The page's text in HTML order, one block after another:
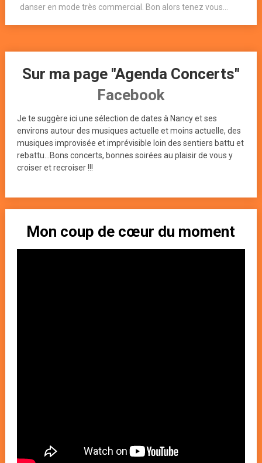
danser en mode très commercial. Bon alors tenez vous...
Sur ma page "Agenda Concerts"
Facebook
Je te suggère ici une sélection de dates à Nancy et ses
environs autour des musiques actuelle et moins actuelle, des
musiques improvisée et imprévisible loin des sentiers battu et
rebattu...Bons concerts, bonnes soirées au plaisir de vous y
croiser et recroiser !!!
Mon coup de cœur du moment